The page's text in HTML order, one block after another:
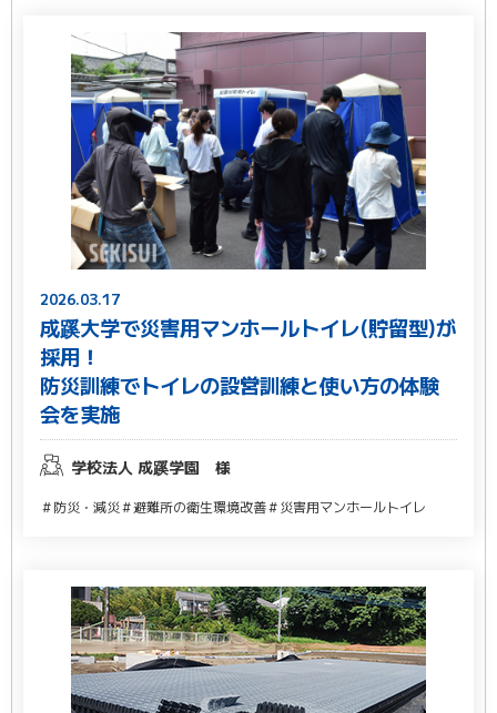
2026.03.17
成蹊大学で災害用マンホールトイレ(貯留型)が
採用！
防災訓練でトイレの設営訓練と使い方の体験
会を実施
学校法人 成蹊学園 様
＃防災・減災＃避難所の衛生環境改善＃災害用マンホールトイレ